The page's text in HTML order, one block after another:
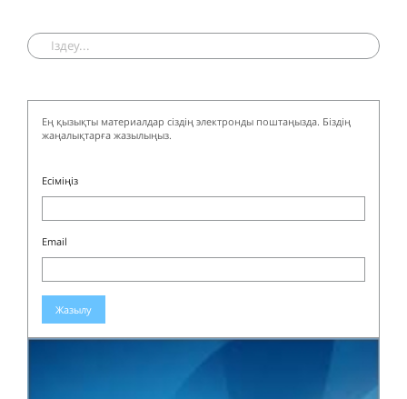
Ең қызықты материалдар сіздің электронды поштаңызда. Біздің
жаңалықтарға жазылыңыз.
Есіміңіз
Email
Жазылу